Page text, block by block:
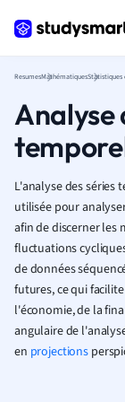
ResumesMathématiquesStatistiques
Analyse
L'analyse des
utilisée pour
afin de discerner les
fluctuations
de données
futures, ce qui
l'économie, de la
angulaire de
en projections